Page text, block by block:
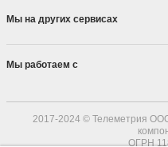
Мы на других сервисах
Мы работаем с
2017-2024 © Телеметрия
ОГРН